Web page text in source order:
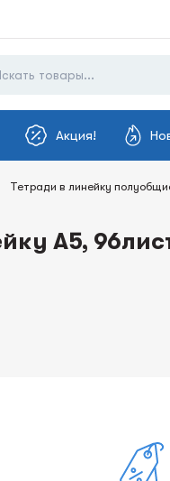
Акция!
Тетради в линейку
А5,